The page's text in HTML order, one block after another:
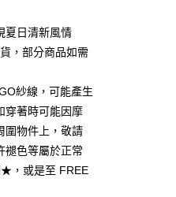
銀行
銀行
銀行
行
銀行
商業銀行
銀行
銀行
商業銀行
夏日清新風情
，部分商品如需
紗線，可能產生
穿著時可能因摩
圍物件上，敬請
褪色等屬於正常
，或是至 FREE